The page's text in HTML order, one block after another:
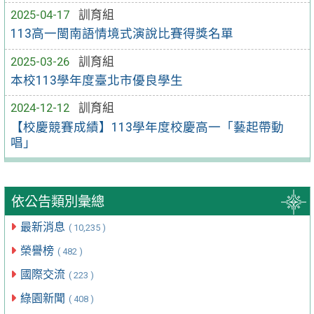
2025-04-17
訓育組
113高一閩南語情境式演說比賽得獎名單
2025-03-26
訓育組
本校113學年度臺北市優良學生
2024-12-12
訓育組
【校慶競賽成績】113學年度校慶高一「藝起帶動
唱」
依公告類別彙總
最新消息 ( 10,235 )
榮譽榜 ( 482 )
國際交流 ( 223 )
綠園新聞 ( 408 )